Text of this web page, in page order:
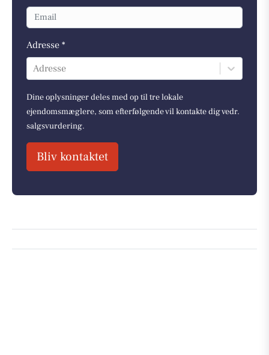
Adresse *
Adresse
Dine oplysninger deles med op til tre lokale
ejendomsmæglere, som efterfølgende vil kontakte dig vedr.
salgsvurdering.
Bliv kontaktet